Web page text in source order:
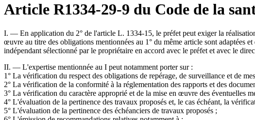
Article R1334-29-9 du Code de la
I. ― En application du 2° de l'article L. 1334-15, le préfet peut exiger la
œuvre au titre des obligations mentionnées au 1° du même article sont adaptées
indépendant sélectionné par le propriétaire en accord avec le préfet et avec le
II. ― L'expertise mentionnée au I peut notamment porter sur :
1° La vérification du respect des obligations de repérage, de surveillance et de
2° La vérification de la conformité à la réglementation des rapports et des
3° La vérification du caractère approprié et de la mise en œuvre des éventuelles
4° L'évaluation de la pertinence des travaux proposés et, le cas échéant, la
5° L'évaluation de la pertinence des échéanciers de travaux proposés ;